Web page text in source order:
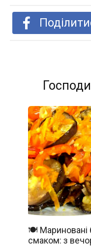
🍽️ Мариновані
смаком: з